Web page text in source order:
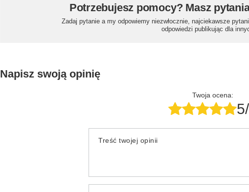
Potrzebujesz pomocy? Masz
Zadaj pytanie a my odpowiemy niezwłocznie, najciekawsze
odpowiedzi publikując dla
Napisz swoją opinię
Twoja ocena:
Treść twojej opinii